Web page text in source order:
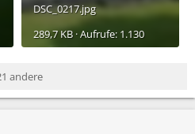
DSC_0217.jpg
289,7 KB · Aufrufe: 1.130
andere